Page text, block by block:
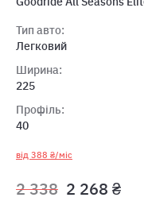
Тип авто:
Легковий
Ширина:
225
Профіль:
40
від 388 ₴/міс
2 338 2 268 ₴